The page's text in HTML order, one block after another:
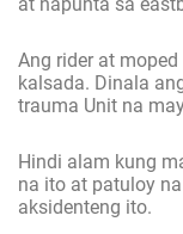
Ang rider at
kalsada. Dinala
trauma Unit na
Hindi alam kung
na ito at patuloy
aksidenteng ito.